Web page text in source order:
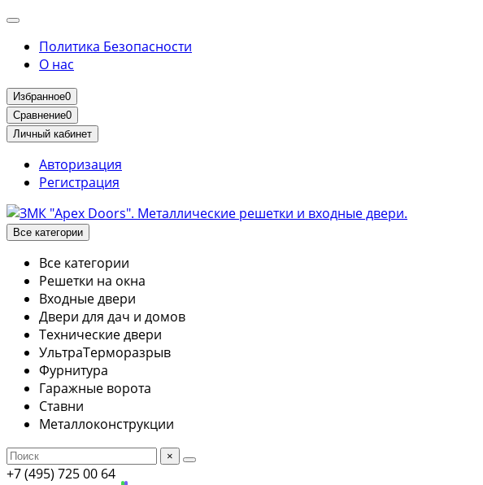
Политика Безопасности
О нас
Избранное0
Сравнение0
Личный кабинет
Авторизация
Регистрация
Все категории
Все категории
Решетки на окна
Входные двери
Двери для дач и домов
Технические двери
УльтраТерморазрыв
Фурнитура
Гаражные ворота
Ставни
Металлоконструкции
×
+7 (495) 725 00 64